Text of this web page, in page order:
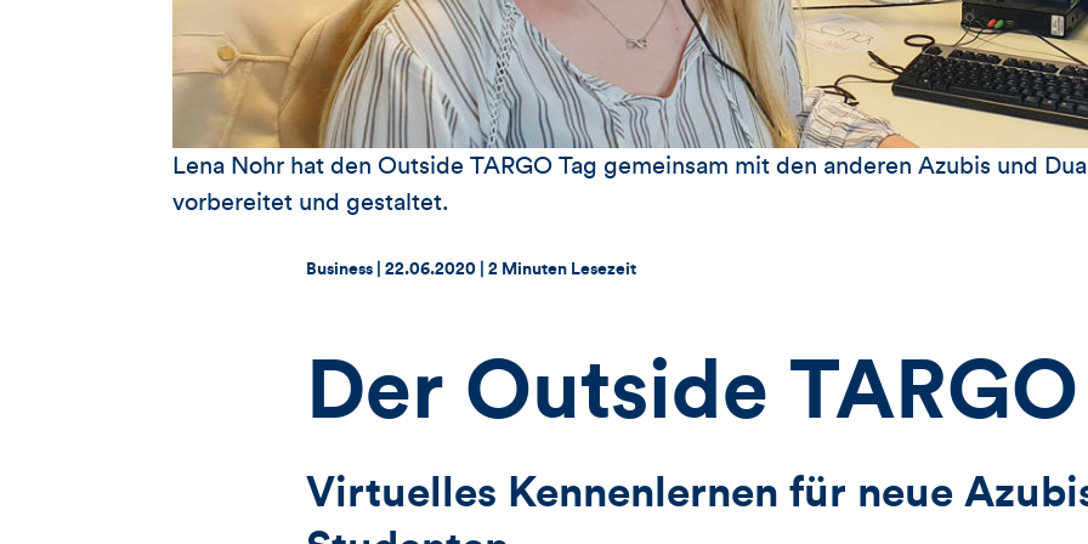
Lena Nohr hat den Outside TARGO Tag gemeinsam mit den anderen Azubis und
vorbereitet und gestaltet.
Thema:
Business | Datum:
22.06.2020 2 Minuten Lesezeit
Der Outside
Virtuelles Kennenlernen für neue